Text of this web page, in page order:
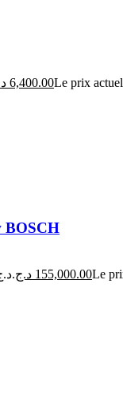
6,400.00
BOSCH
Le prix initial était : 159,000.00 د.ج. 155,000.00 د.ج